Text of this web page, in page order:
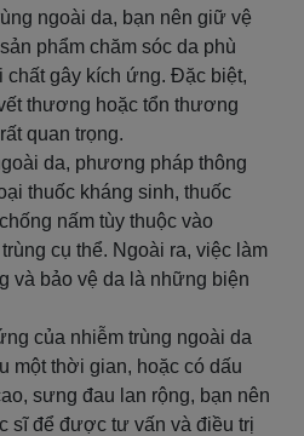
ngoài da, bạn nên giữ vệ
phẩm chăm sóc da phù
chất gây kích ứng. Đặc biệt,
thương hoặc tổn thương
quan trọng.
da, phương pháp thông
thuốc kháng sinh, thuốc
nấm tùy thuộc vào
cụ thể. Ngoài ra, việc làm
và bảo vệ da là những biện
của nhiễm trùng ngoài da
một thời gian, hoặc có dấu
sưng đau lan rộng, bạn nên
sĩ để được tư vấn và điều trị